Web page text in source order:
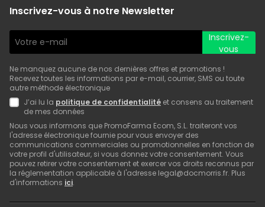
Inscrivez-vous à notre Newsletter
Inscrivez-
vous
Ne manquez aucune de nos dernières offres et promotions !
Recevez toutes les informations par e-mail, courrier, SMS ou toute
autre méthode électronique
J’ai lu la politique de confidentialité et consens au traitement
de mes données
Nous vous informons que PromoFarma Ecom, S.L. traiteront vos
l'adresse électronique fournie pour vous envoyer des
communications commerciales ou promotionnelles en fonction de
votre profil d'utilisateur, si vous donnez votre consentement. Vous
pouvez retirer votre consentement et exercer vos droits reconnus par
la réglementation applicable à l'adresse legal@docmorris.fr. Plus
d'informations ici.